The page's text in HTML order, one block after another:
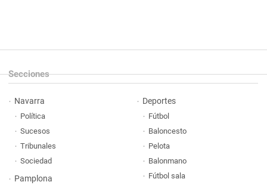
Secciones
Navarra
Política
Sucesos
Tribunales
Sociedad
Pamplona
Deportes
Fútbol
Baloncesto
Pelota
Balonmano
Fútbol sala